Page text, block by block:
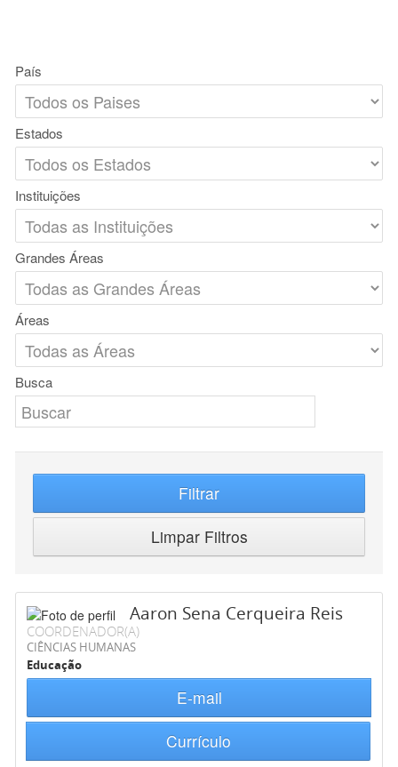
País
Estados
Instituições
Grandes Áreas
Áreas
Busca
Filtrar
Limpar Filtros
Aaron Sena Cerqueira Reis
COORDENADOR(A)
CIÊNCIAS HUMANAS
Educação
E-mail
Currículo